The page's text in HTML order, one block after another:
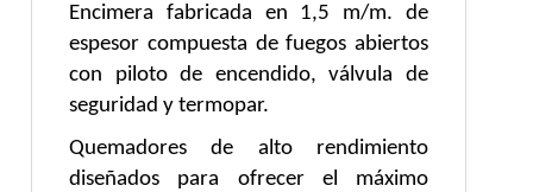
Encimera fabricada en 1,5 m/m. de
espesor compuesta de fuegos abiertos
con piloto de encendido, válvula de
seguridad y termopar.
Quemadores de alto rendimiento
diseñados para ofrecer el máximo